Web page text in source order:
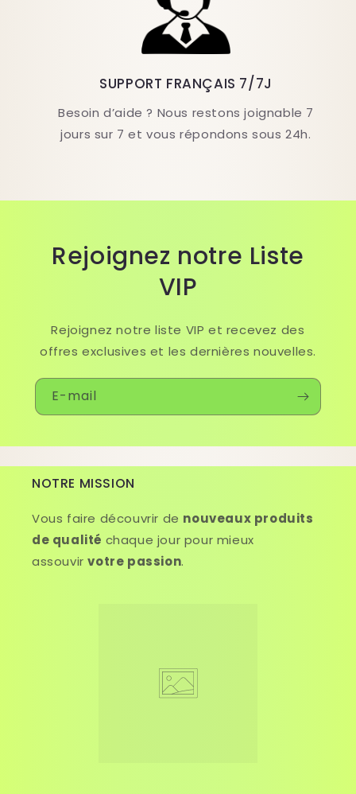
SUPPORT FRANÇAIS 7/7J
Besoin d’aide ? Nous restons joignable 7
jours sur 7 et vous répondons sous 24h.
Rejoignez notre Liste
VIP
Rejoignez notre liste VIP et recevez des
offres exclusives et les dernières nouvelles.
E-mail
NOTRE MISSION
Vous faire découvrir de nouveaux produits
de qualité chaque jour pour mieux
assouvirvotre passion.